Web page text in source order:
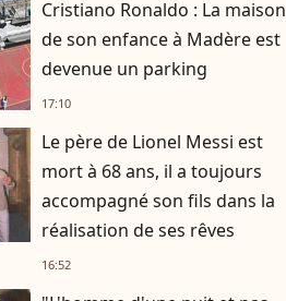
Cristiano Ronaldo : La maison
de son enfance à Madère est
devenue un parking
17:10
Le père de Lionel Messi est
mort à 68 ans, il a toujours
accompagné son fils dans la
réalisation de ses rêves
16:52